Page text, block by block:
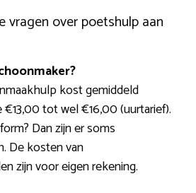
vragen over poetshulp aan
kost gemiddeld
tot wel €16,00 (uurtarief).
Dan zijn er soms
De kosten van
zijn voor eigen rekening.